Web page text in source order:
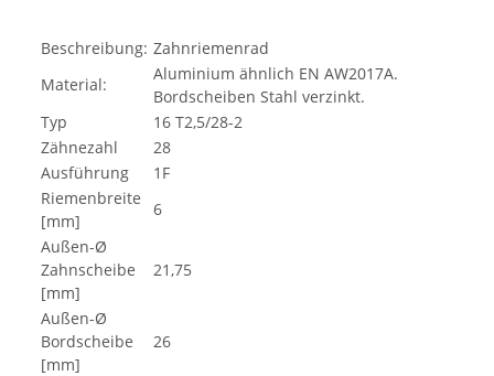
Beschreibung: Zahnriemenrad
Material:
Aluminium ähnlich EN AW2017A.
Bordscheiben Stahl verzinkt.
Typ
16 T2,5/28-2
Zähnezahl
28
Ausführung
1F
Riemenbreite
[mm]
6
Außen-Ø
Zahnscheibe
[mm]
21,75
Außen-Ø
Bordscheibe
[mm]
26